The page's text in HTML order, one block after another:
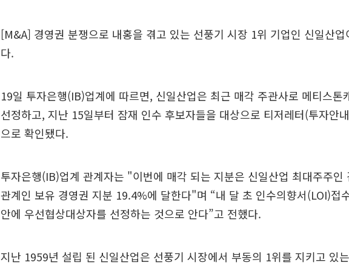
[M&A] 경영권 분쟁으로 내홍을 겪고 있는 선풍기 시장 1위 기업인 신일산
다.
19일 투자은행(IB)업계에 따르면, 신일산업은 최근 매각 주관사로 메티스톤
선정하고, 지난 15일부터 잠재 인수 후보자들을 대상으로 티저레터(투자안
으로 확인됐다.
투자은행(IB)업계 관계자는 "이번에 매각 되는 지분은 신일산업 최대주주인
관계인 보유 경영권 지분 19.4%에 달한다"며 “내 달 초 인수의향서(LOI)접
안에 우선협상대상자를 선정하는 것으로 안다”고 전했다.
지난 1959년 설립 된 신일산업은 선풍기 시장에서 부동의 1위를 지키고 있